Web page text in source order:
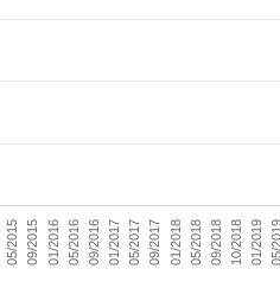
05/2015 09/2015 01/2016 05/2016 09/2016 01/2017 05/2017 09/2017 01/2018 05/2018 09/2018 10/2018 01/2019 05/2019